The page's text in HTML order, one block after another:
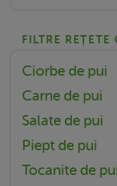
FILTRE REȚETE
Ciorbe de pui
Carne de pui
Salate de pui
Piept de pui
Tocanite de